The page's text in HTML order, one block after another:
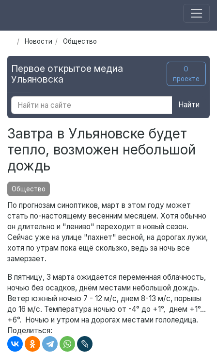
Новости Общество
Первое открытое медиа
Ульяновска
О
проекте
Найти
Завтра в Ульяновске будет
тепло, возможен небольшой
дождь
Общество
По прогнозам синоптиков, март в этом году может
стать по-настоящему весенним месяцем. Хотя обычно
он длительно и "лениво" переходит в новый сезон.
Сейчас уже на улице "пахнет" весной, на дорогах лужи,
хотя по утрам пока ещё скользко, ведь за ночь все
замерзает.
В пятницу, 3 марта ожидается переменная облачность,
ночью без осадков, днём местами небольшой дождь.
Ветер южный ночью 7 - 12 м/с, днем 8-13 м/с, порывы
до 16 м/с. Температура ночью от -4° до +1°, днем +1°…
+6°. Ночью и утром на дорогах местами гололедица.
Поделиться: